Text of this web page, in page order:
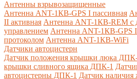
Антенны взрывозащищенные
Антенна ANT-1КВ-GPS I пассивная
II активная Антенна ANT-1КВ-REM c
управлением Антенна ANT-1КВ-GPS
протоколом Антенна ANT-1КВ-WiFi
Датчики автоцистерн
Датчик положения крышки люка
крышки сливного ящика ДПК-1
автоцистерны ДПК-1 Датчик